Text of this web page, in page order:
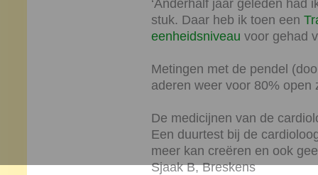
‘Anderhalf jaar geleden had
stuk. Daar heb ik toen een
eenheidsniveau voor gehad
Metingen met de pendel
aderen weer voor 80% open
De medicijnen van de
Een duurtest bij de
meer kan creëren en ook
Sjaak B, Breskens